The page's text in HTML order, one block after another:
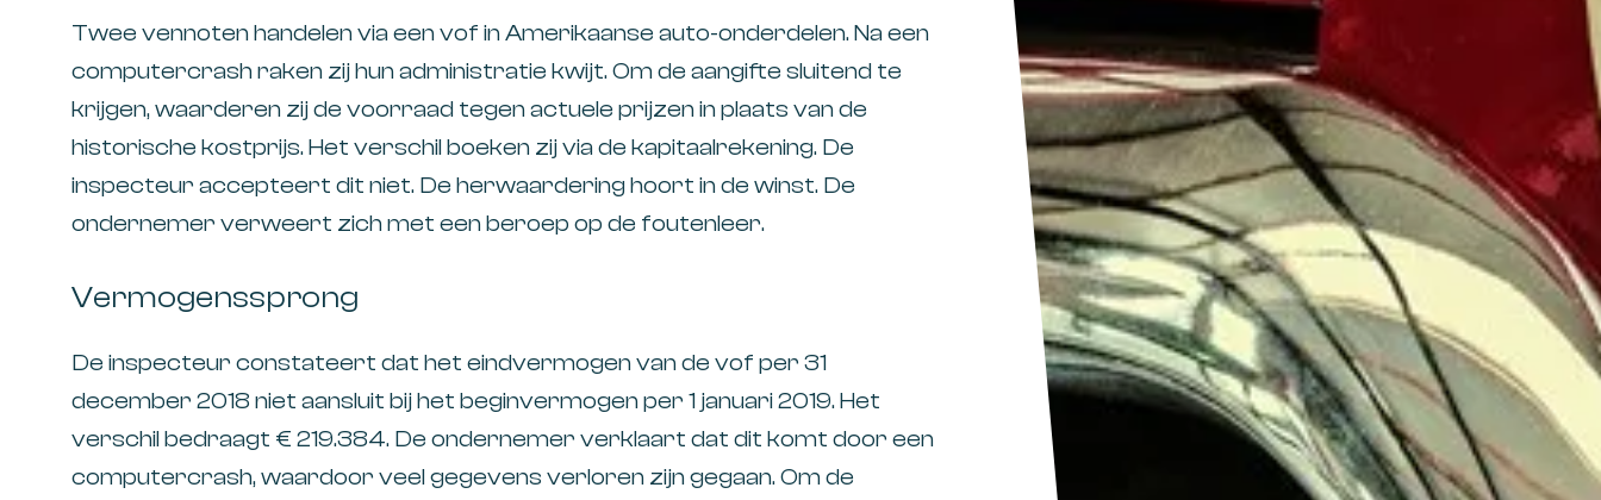
Twee vennoten handelen via een vof in Amerikaanse auto-onderdelen. Na een
computercrash raken zij hun administratie kwijt. Om de aangifte sluitend te
krijgen, waarderen zij de voorraad tegen actuele prijzen in plaats van de
historische kostprijs. Het verschil boeken zij via de kapitaalrekening. De
inspecteur accepteert dit niet. De herwaardering hoort in de winst. De
ondernemer verweert zich met een beroep op de foutenleer.
Vermogenssprong
De inspecteur constateert dat het eindvermogen van de vof per 31
december 2018 niet aansluit bij het beginvermogen per 1 januari 2019. Het
verschil bedraagt € 219.384. De ondernemer verklaart dat dit komt door een
computercrash, waardoor veel gegevens verloren zijn gegaan. Om de